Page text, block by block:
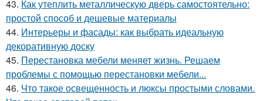
43. Как утеплить металлическую дверь самостоятельно:
простой способ и дешевые материалы
44. Интерьеры и фасады: как выбрать идеальную
декоративную доску
45. Перестановка мебели меняет жизнь. Решаем
проблемы с помощью перестановки мебели...
46. Что такое освещенность и люксы простыми словами.